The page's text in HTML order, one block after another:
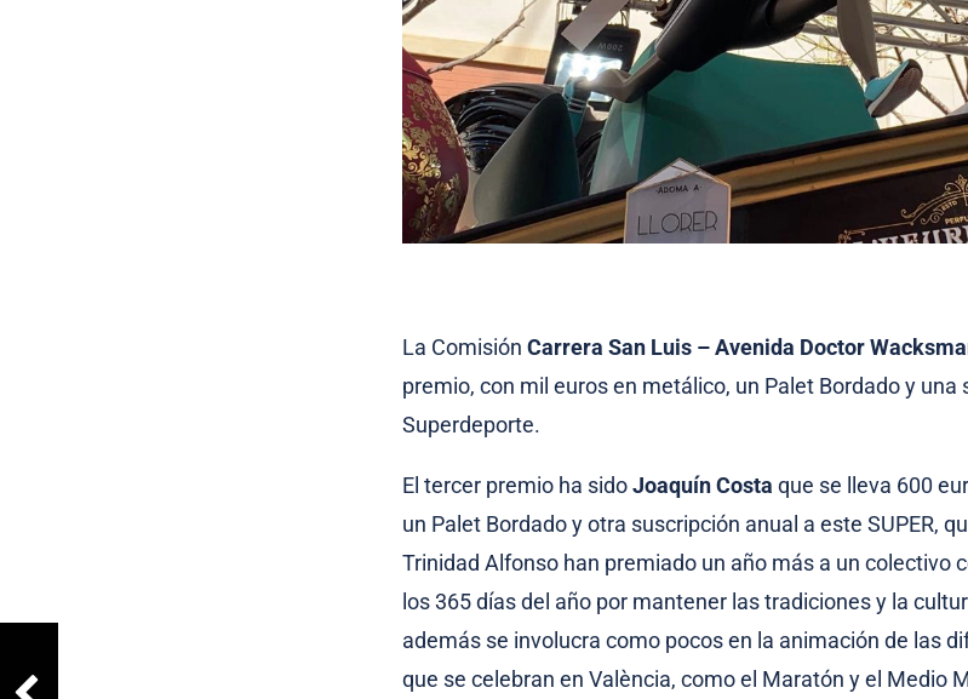
La Comisión Carrera San Luis – Avenida Doctor
premio, con mil euros en metálico, un Palet Bordado y una
Superdeporte.
El tercer premio ha sidoJoaquín Costa que se lleva 600
un Palet Bordado y otra suscripción anual a este SUPER,
Trinidad Alfonso han premiado un año más a un colectivo
los 365 días del año por mantener las tradiciones y la
además se involucra como pocos en la animación de las
que se celebran en València, como el Maratón y el Medio